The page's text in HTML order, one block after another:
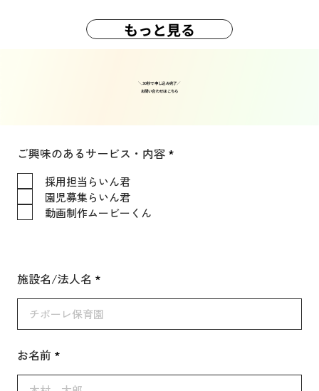
もっと見る
＼30秒で申し込み完了／
​お問い合わせはこちら
お名前
施設名/法人名
ご興味のあるサービス・内容 *必
採用担当らいん君
園児募集らいん君
動画制作ムービーくん